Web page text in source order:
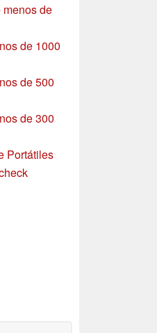
menos de
de 1000
de 500
de 300
Portátiles